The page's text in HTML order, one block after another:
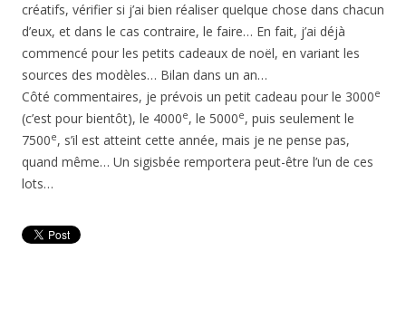
créatifs, vérifier si j’ai bien réaliser quelque chose dans chacun
d’eux, et dans le cas contraire, le faire… En fait, j’ai déjà
commencé pour les petits cadeaux de noël, en variant les
sources des modèles… Bilan dans un an…
Côté commentaires, je prévois un petit cadeau pour le 3000e
(c’est pour bientôt), le 4000e, le 5000e, puis seulement le
7500e, s’il est atteint cette année, mais je ne pense pas,
quand même… Un sigisbée remportera peut-être l’un de ces
lots…